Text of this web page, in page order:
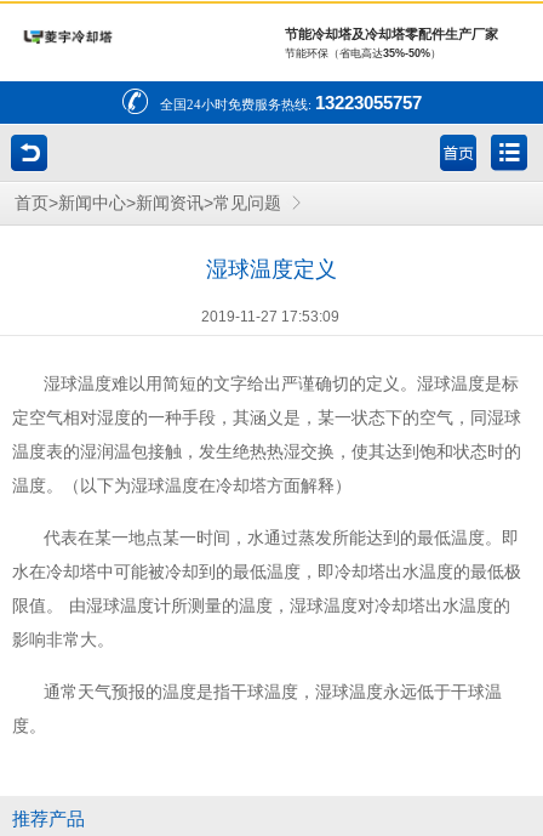
节能冷却塔及冷却塔零配件生产厂家
节能环保（省电高达35%-50%）
全国24小时免费服务热线: 13223055757
首页 >新闻中心>新闻资讯>常见问题
湿球温度定义
2019-11-27 17:53:09
湿球温度难以用简短的文字给出严谨确切的定义。湿球温度是标
定空气相对湿度的一种手段，其涵义是，某一状态下的空气，同湿球
温度表的湿润温包接触，发生绝热热湿交换，使其达到饱和状态时的
温度。（以下为湿球温度在冷却塔方面解释）
代表在某一地点某一时间，水通过蒸发所能达到的最低温度。即
水在冷却塔中可能被冷却到的最低温度，即冷却塔出水温度的最低极
限值。 由湿球温度计所测量的温度，湿球温度对冷却塔出水温度的
影响非常大。
通常天气预报的温度是指干球温度，湿球温度永远低于干球温
度。
推荐产品